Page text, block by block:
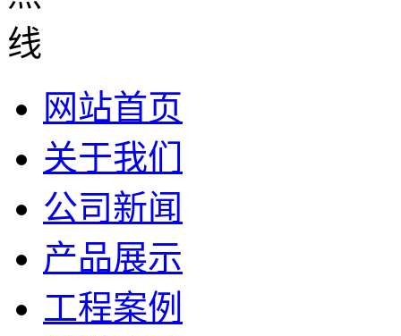
网站首页
关于我们
公司新闻
产品展示
工程案例